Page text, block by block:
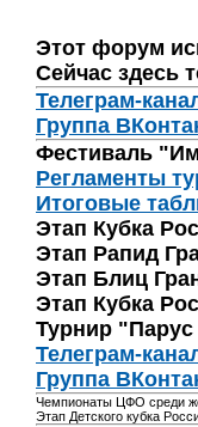
Этот форум
Сейчас здесь
Телеграм-
Группа
Фестиваль
Регламенты
Итоговые
Этап Кубка
Этап Рапид
Этап Блиц
Этап Кубка
Турнир
Телеграм-
Группа
Чемпионаты ЦФО среди
Этап Детского кубка